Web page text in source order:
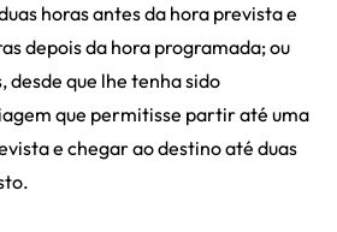
horas antes da hora prevista e
depois da hora programada; ou
desde que lhe tenha sido
que permitisse partir até uma
e chegar ao destino até duas